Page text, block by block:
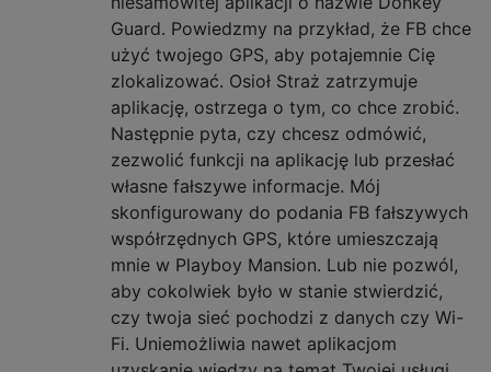
Guard. Powiedzmy na przykład, że FB chce
użyć twojego GPS, aby potajemnie Cię
zlokalizować. Osioł Straż zatrzymuje
aplikację, ostrzega o tym, co chce zrobić.
Następnie pyta, czy chcesz odmówić,
zezwolić funkcji na aplikację lub przesłać
własne fałszywe informacje. Mój
skonfigurowany do podania FB fałszywych
współrzędnych GPS, które umieszczają
mnie w Playboy Mansion. Lub nie pozwól,
aby cokolwiek było w stanie stwierdzić,
czy twoja sieć pochodzi z danych czy Wi-
Fi. Uniemożliwia nawet aplikacjom